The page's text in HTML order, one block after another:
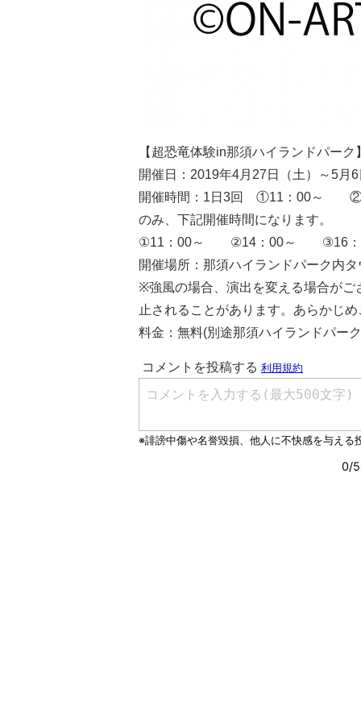
【超恐竜体験in那須ハイランドパーク
開催日：2019年4月27日（土）～5月
開催時間：1日3回 ①11：00～
のみ、下記開催時間になります。
①11：00～ ②14：00～ ③16：
開催場所：那須ハイランドパーク内
※強風の場合、演出を変える場合が
止されることがあります。あらかじ
料金：無料(別途那須ハイランドパー